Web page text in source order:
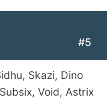
#5
Skazi, Dino
Void, Astrix